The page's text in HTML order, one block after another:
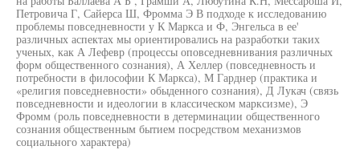
Петровича Г, Сайерса Ш, Фромма Э В подходе к исследованию
проблемы повседневности у К Маркса и Ф, Энгельса в ее'
различных аспектах мы ориентировались на разработки таких
ученых, как А Лефевр (процессы оповседневнивания различных
форм общественного сознания), А Хеллер (повседневность и
потребности в философии К Маркса), М Гарднер (практика и
«религия повседневности» обыденного сознания), Д Лукач (связь
повседневности и идеологии в классическом марксизме), Э
Фромм (роль повседневности в детерминации общественного
сознания общественным бытием посредством механизмов
социального характера)